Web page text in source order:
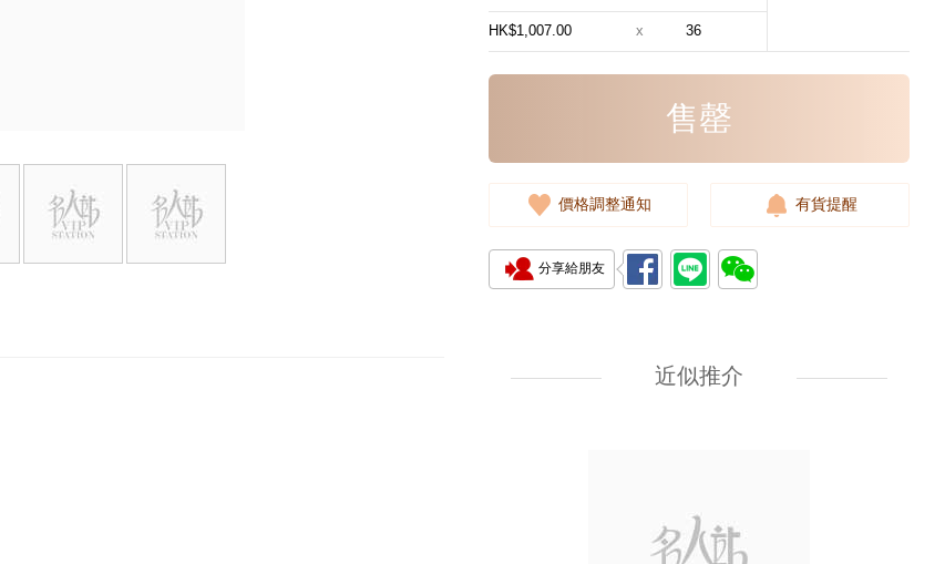
HK$1,007.00 x 36
售罄
價格調整通知 有貨提醒
分享給朋友
近似推介
54,800.00
55,800.00